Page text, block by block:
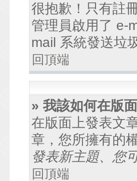
很抱歉！只有註
管理員啟用了 e-
mail 系統發送垃
回頂端
» 我該如何在版
在版面上發表文
章，您所擁有的
發表新主題、您
回頂端